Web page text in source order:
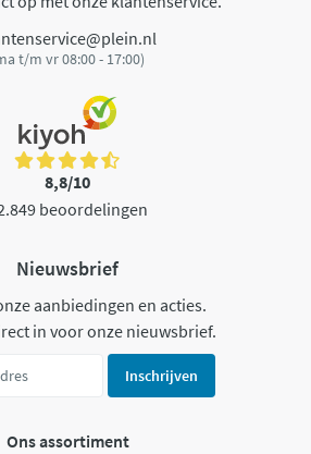
t/m vr 08:00 - 17:00)
8,8/10
beoordelingen
Nieuwsbrief
aanbiedingen en acties.
in voor onze nieuwsbrief.
Inschrijven
Ons assortiment